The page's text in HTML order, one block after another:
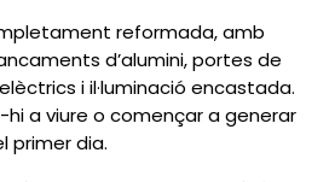
reformada, amb
d’alumini, portes de
i il·luminació encastada.
a viure o començar a generar
primer dia.